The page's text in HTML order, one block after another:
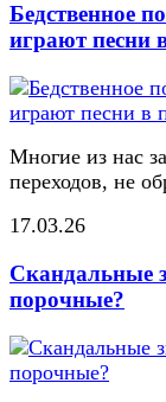
Бедственное
играют песни
Многие из нас
переходов, не
17.03.26
Скандальные
порочные?